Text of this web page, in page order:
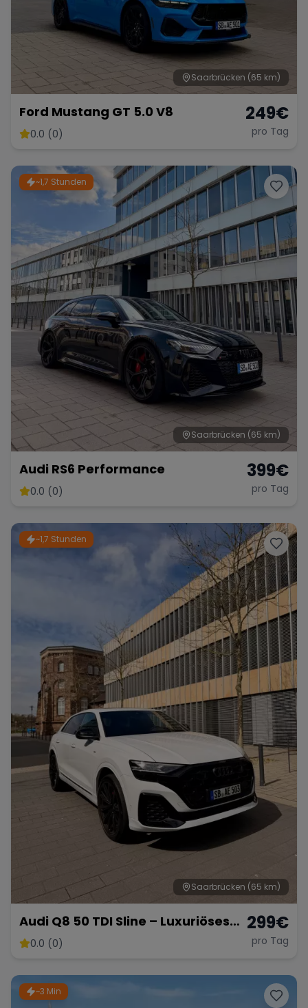
Range Rover Corvette
Saarbrücken (65 km)
Ford Mustang GT 5.0 V8
0.0 (0)
249€
pro Tag
~1,7 Stunden
Saarbrücken (65 km)
Audi RS6 Performance
0.0 (0)
399€
pro Tag
~1,7 Stunden
Saarbrücken (65 km)
Audi Q8 50 TDI Sline – Luxuriöses
SUV mit 286 PS
0.0 (0)
299€
pro Tag
~3 Min